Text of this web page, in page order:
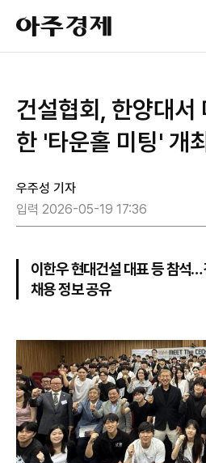
아
주
경
건설협회, 한양대서
한 '타운홀 미팅' 개최
우주성 기자
입력 2026-05-19 17:36
이한우 현대건설 대표 등 참석…
채용 정보 공유